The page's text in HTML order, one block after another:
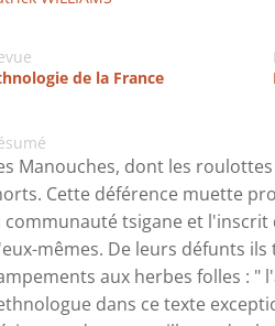
de la France
Manouches, dont les
Cette déférence muette
communauté tsigane et l'inscrit
mêmes. De leurs défunts
aux herbes folles : "
dans ce texte